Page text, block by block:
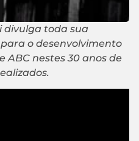
divulga toda sua
o desenvolvimento
ABC nestes 30 anos de